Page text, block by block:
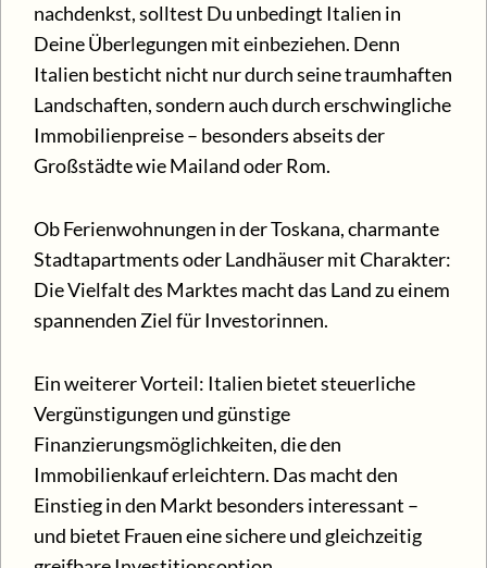
nachdenkst, solltest Du unbedingt Italien in
Deine Überlegungen mit einbeziehen. Denn
Italien besticht nicht nur durch seine traumhaften
Landschaften, sondern auch durch erschwingliche
Immobilienpreise – besonders abseits der
Großstädte wie Mailand oder Rom.
Ob Ferienwohnungen in der Toskana, charmante
Stadtapartments oder Landhäuser mit Charakter:
Die Vielfalt des Marktes macht das Land zu einem
spannenden Ziel für Investorinnen.
Ein weiterer Vorteil: Italien bietet steuerliche
Vergünstigungen und günstige
Finanzierungsmöglichkeiten, die den
Immobilienkauf erleichtern. Das macht den
Einstieg in den Markt besonders interessant –
und bietet Frauen eine sichere und gleichzeitig